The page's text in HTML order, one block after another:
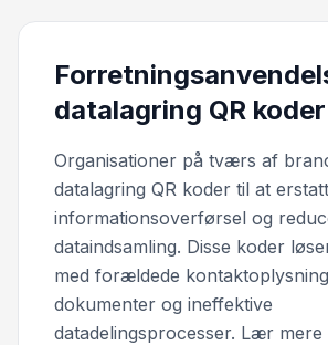
datalagring QR koder
Organisationer på tværs af
datalagring QR koder til at
informationsoverførsel og
dataindsamling. Disse koder
med forældede
dokumenter og ineffektive
datadelingsprocesser. Lær mere